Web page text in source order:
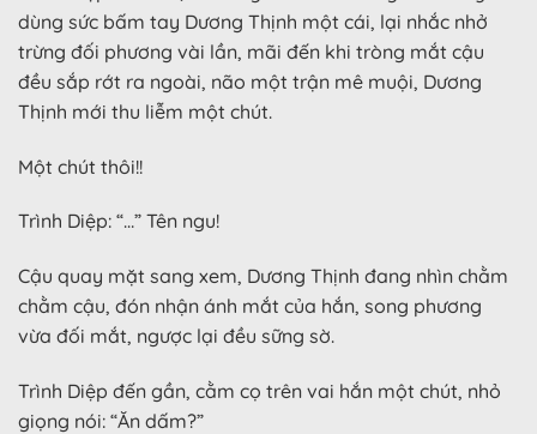
dùng sức bấm tay Dương Thịnh một cái, lại nhắc nhở
trừng đối phương vài lần, mãi đến khi tròng mắt cậu
đều sắp rớt ra ngoài, não một trận mê muội, Dương
Thịnh mới thu liễm một chút.
Một chút thôi!!
Trình Diệp: “…” Tên ngu!
Cậu quay mặt sang xem, Dương Thịnh đang nhìn chằm
chằm cậu, đón nhận ánh mắt của hắn, song phương
vừa đối mắt, ngược lại đều sững sờ.
Trình Diệp đến gần, cằm cọ trên vai hắn một chút, nhỏ
giọng nói: “Ăn dấm?”